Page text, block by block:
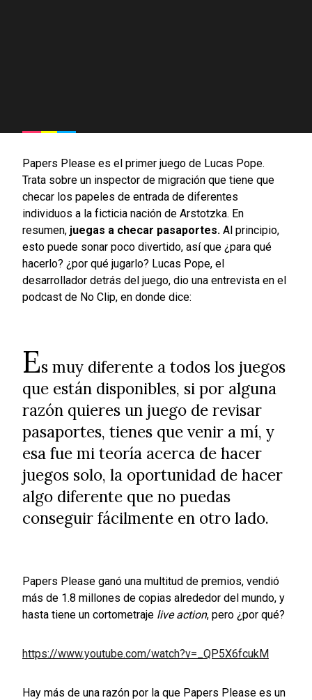
Papers Please es el primer juego de Lucas Pope.
Trata sobre un inspector de migración que tiene que
checar los papeles de entrada de diferentes
individuos a la ficticia nación de Arstotzka. En
resumen, juegas a checar pasaportes. Al principio,
esto puede sonar poco divertido, así que ¿para qué
hacerlo? ¿por qué jugarlo? Lucas Pope, el
desarrollador detrás del juego, dio una entrevista en el
podcast de No Clip, en donde dice:
Es muy diferente a todos los juegos
que están disponibles, si por alguna
razón quieres un juego de revisar
pasaportes, tienes que venir a mí, y
esa fue mi teoría acerca de hacer
juegos solo, la oportunidad de hacer
algo diferente que no puedas
conseguir fácilmente en otro lado.
Papers Please ganó una multitud de premios, vendió
más de 1.8 millones de copias alrededor del mundo, y
hasta tiene un cortometraje live action, pero ¿por qué?
https://www.youtube.com/watch?v=_QP5X6fcukM
Hay más de una razón por la que Papers Please es un